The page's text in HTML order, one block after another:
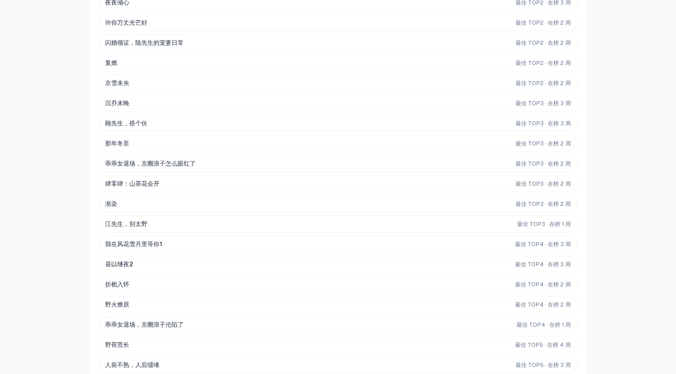
夜夜倾心 最佳 TOP2 · 在榜 3 周
许你万丈光芒好 最佳 TOP2 · 在榜 2 周
闪婚领证，陆先生的宠妻日常 最佳 TOP2 · 在榜 2 周
复燃 最佳 TOP2 · 在榜 2 周
京雪未央 最佳 TOP2 · 在榜 2 周
沉乔未晚 最佳 TOP3 · 在榜 3 周
顾先生，搭个伙 最佳 TOP3 · 在榜 3 周
那年冬至 最佳 TOP3 · 在榜 2 周
乖乖女退场，京圈浪子怎么眼红了 最佳 TOP3 · 在榜 2 周
肆零肆：山茶花会开 最佳 TOP3 · 在榜 2 周
渐染 最佳 TOP3 · 在榜 2 周
江先生，别太野 最佳 TOP3 · 在榜 1 周
我在风花雪月里等你1 最佳 TOP4 · 在榜 3 周
昼以继夜2 最佳 TOP4 · 在榜 3 周
折栀入怀 最佳 TOP4 · 在榜 2 周
野火燎原 最佳 TOP4 · 在榜 2 周
乖乖女退场，京圈浪子沦陷了 最佳 TOP4 · 在榜 1 周
野荷荒长 最佳 TOP5 · 在榜 4 周
人前不熟，人后缱绻 最佳 TOP5 · 在榜 3 周